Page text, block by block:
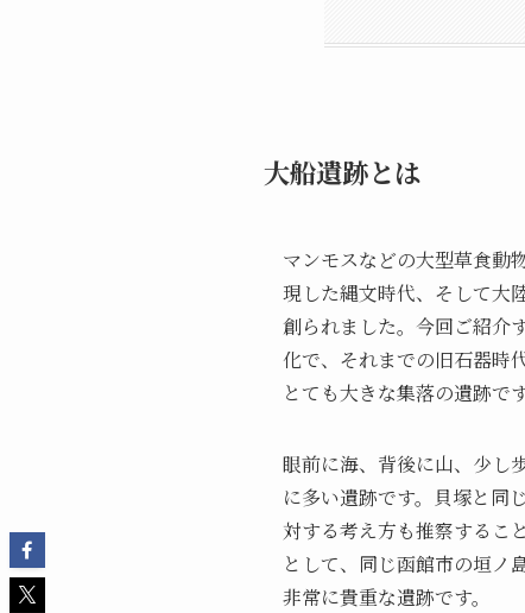
大船遺跡とは
マンモスなどの大型草食動
現した縄文時代、そして大
創られました。今回ご紹介
化で、それまでの旧石器時
とても大きな集落の遺跡です
眼前に海、背後に山、少し
に多い遺跡です。貝塚と同
対する考え方も推察するこ
として、同じ函館市の垣ノ
非常に貴重な遺跡です。